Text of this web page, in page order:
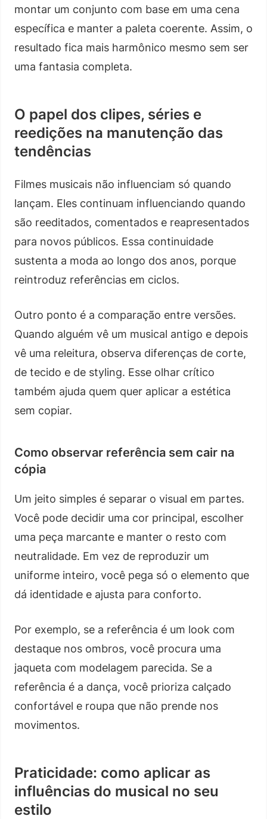
montar um conjunto com base em uma cena
específica e manter a paleta coerente. Assim, o
resultado fica mais harmônico mesmo sem ser
uma fantasia completa.
O papel dos clipes, séries e
reedições na manutenção das
tendências
Filmes musicais não influenciam só quando
lançam. Eles continuam influenciando quando
são reeditados, comentados e reapresentados
para novos públicos. Essa continuidade
sustenta a moda ao longo dos anos, porque
reintroduz referências em ciclos.
Outro ponto é a comparação entre versões.
Quando alguém vê um musical antigo e depois
vê uma releitura, observa diferenças de corte,
de tecido e de styling. Esse olhar crítico
também ajuda quem quer aplicar a estética
sem copiar.
Como observar referência sem cair na
cópia
Um jeito simples é separar o visual em partes.
Você pode decidir uma cor principal, escolher
uma peça marcante e manter o resto com
neutralidade. Em vez de reproduzir um
uniforme inteiro, você pega só o elemento que
dá identidade e ajusta para conforto.
Por exemplo, se a referência é um look com
destaque nos ombros, você procura uma
jaqueta com modelagem parecida. Se a
referência é a dança, você prioriza calçado
confortável e roupa que não prende nos
movimentos.
Praticidade: como aplicar as
influências do musical no seu
estilo